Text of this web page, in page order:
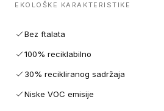
EKOLOŠKE KARAKTERISTIKE
Bez ftalata
100% reciklabilno
30% recikliranog sadržaja
Niske VOC emisije